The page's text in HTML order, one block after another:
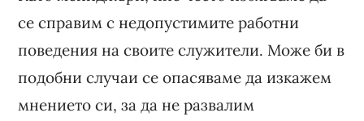
се справим с недопустимите работни
поведения на своите служители. Може би в
подобни случаи се опасяваме да изкажем
мнението си, за да не развалим